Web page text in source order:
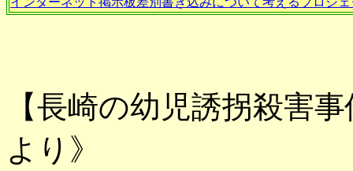
【長崎の幼児誘拐殺害
より》